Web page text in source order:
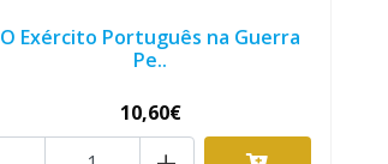
O Exército Português na Guerra
Pe..
10,60€